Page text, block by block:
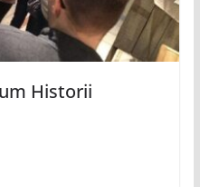
Historii